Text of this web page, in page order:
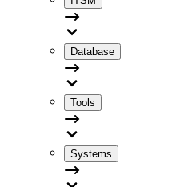
Database
Tools
Systems